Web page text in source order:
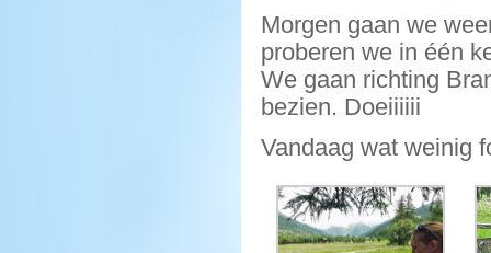
Morgen gaan we
proberen we in één
We gaan richting
bezien. Doeiiiiii
Vandaag wat weinig